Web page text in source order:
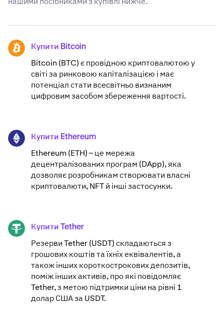
BTC Купити Bitcoin
Bitcoin (BTC) є провідною криптовалютою у
світі за ринковою капіталізацією і має
потенціал стати всесвітньо визнаним
цифровим засобом збереження вартості.
ETH Купити Ethereum
Ethereum (ETH) – це мережа
децентралізованих програм (DApp), яка
дозволяє розробникам створювати власні
криптовалюти, NFT й інші застосунки.
USDT Купити Tether
Резерви Tether (USDT) складаються з
грошових коштів та їхніх еквівалентів, а
також інших короткострокових депозитів,
поміж інших активів, про які повідомляє
Tether, з метою підтримки ціни на рівні 1
долар США за USDT.